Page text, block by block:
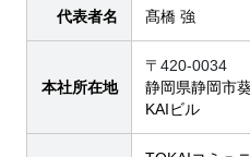
代表者名 髙橋 強
本社所在地
〒420-0034
静岡県静岡市
KAIビル